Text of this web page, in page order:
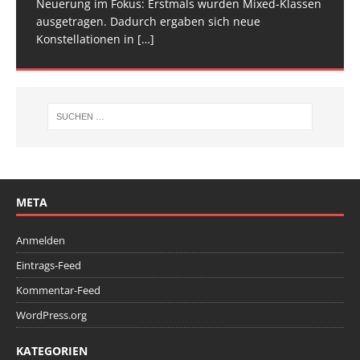
Neuerung im Fokus: Erstmals wurden Mixed-Klassen
ausgetragen. Dadurch ergaben sich neue
Konstellationen in […]
(Baden-Württemberg) zu einem hochkarätigen
Wettkampfwochenende: Am Samstag standen die
Deutschen[…]
META
Anmelden
Eintrags-Feed
Kommentar-Feed
WordPress.org
KATEGORIEN